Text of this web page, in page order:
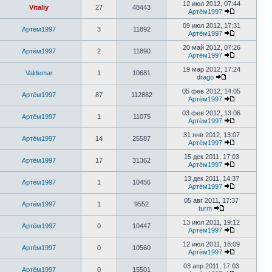
Vitaliy 27 48443
12 июл 2012, 07:44
Артём1997
Артём1997 3 11892
09 июл 2012, 17:31
Артём1997
Артём1997 2 11890
20 май 2012, 07:26
Артём1997
Valdemar 1 10681
19 мар 2012, 17:24
drago
Артём1997 87 112882
05 фев 2012, 14:05
Артём1997
Артём1997 1 11075
03 фев 2012, 13:06
Артём1997
Артём1997 14 25587
31 янв 2012, 13:07
Артём1997
Артём1997 17 31362
15 дек 2011, 17:03
Артём1997
Артём1997 1 10456
13 дек 2011, 14:37
Артём1997
Артём1997 1 9552
05 авг 2011, 17:37
turm
Артём1997 0 10447
13 июл 2011, 19:12
Артём1997
Артём1997 0 10560
12 июл 2011, 16:09
Артём1997
Артём1997 0 15501
03 апр 2011, 17:03